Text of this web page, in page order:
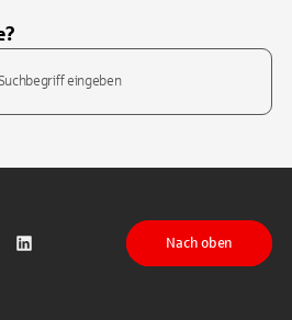
Instagram
auf TikTok
Sparkasse auf LinkedIn
Nach oben